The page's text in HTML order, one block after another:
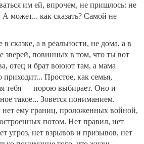
им ей, впрочем, не пришлось: не
может... как сказать? Самой не
сказке, а в реальности, не дома, а в
зверей, повинных в том, что ты вот
отец и брат воюют там, а мама
приходит... Простое, как семья,
тебя — порою выбирает. Оно и
такое... Зовется пониманием.
нет ему границ, проложенных войной,
потом. Нет правил, нет
угроз, нет взрывов и призывов, нет